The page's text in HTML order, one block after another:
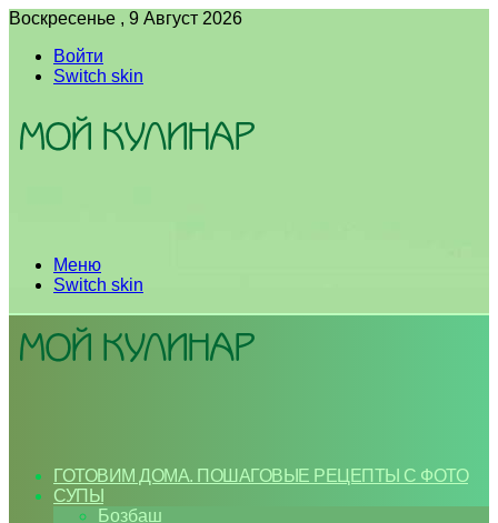
Воскресенье , 9 Август 2026
Войти
Switch skin
Меню
Switch skin
ГОТОВИМ ДОМА. ПОШАГОВЫЕ РЕЦЕПТЫ С ФОТО
СУПЫ
Бозбаш